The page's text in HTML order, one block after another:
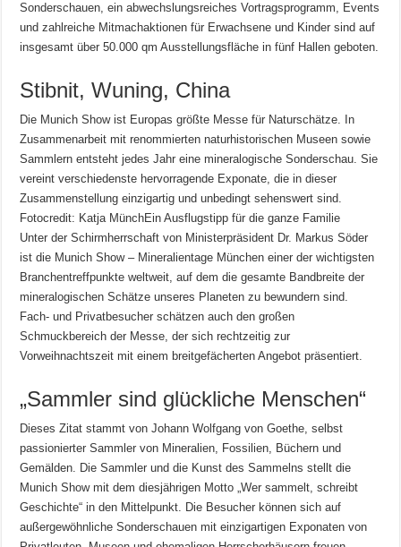
Sonderschauen, ein abwechslungsreiches Vortragsprogramm, Events
und zahlreiche Mitmachaktionen für Erwachsene und Kinder sind auf
insgesamt über 50.000 qm Ausstellungsfläche in fünf Hallen geboten.
Stibnit, Wuning, China
Die Munich Show ist Europas größte Messe für Naturschätze. In
Zusammenarbeit mit renommierten naturhistorischen Museen sowie
Sammlern entsteht jedes Jahr eine mineralogische Sonderschau. Sie
vereint verschiedenste hervorragende Exponate, die in dieser
Zusammenstellung einzigartig und unbedingt sehenswert sind.
Fotocredit: Katja MünchEin Ausflugstipp für die ganze Familie
Unter der Schirmherrschaft von Ministerpräsident Dr. Markus Söder
ist die Munich Show – Mineralientage München einer der wichtigsten
Branchentreffpunkte weltweit, auf dem die gesamte Bandbreite der
mineralogischen Schätze unseres Planeten zu bewundern sind.
Fach- und Privatbesucher schätzen auch den großen
Schmuckbereich der Messe, der sich rechtzeitig zur
Vorweihnachtszeit mit einem breitgefächerten Angebot präsentiert.
„Sammler sind glückliche Menschen“
Dieses Zitat stammt von Johann Wolfgang von Goethe, selbst
passionierter Sammler von Mineralien, Fossilien, Büchern und
Gemälden. Die Sammler und die Kunst des Sammelns stellt die
Munich Show mit dem diesjährigen Motto „Wer sammelt, schreibt
Geschichte“ in den Mittelpunkt. Die Besucher können sich auf
außergewöhnliche Sonderschauen mit einzigartigen Exponaten von